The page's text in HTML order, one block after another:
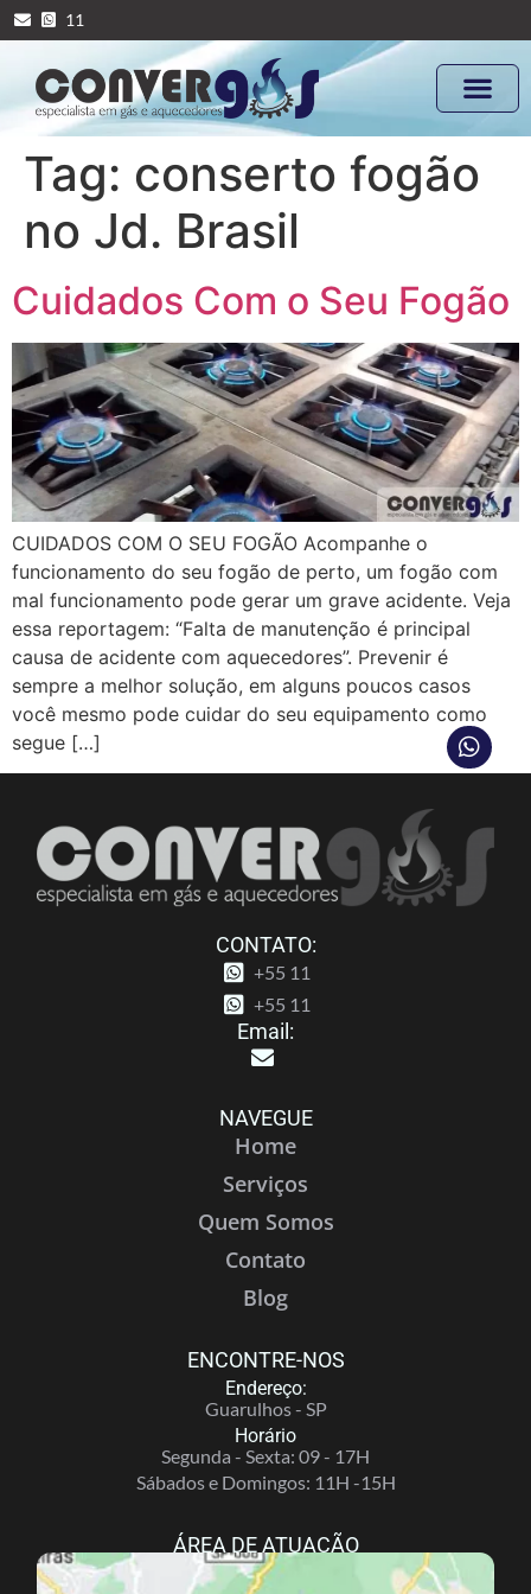
11
Tag: conserto fogão
no Jd. Brasil
Cuidados Com o Seu Fogão
CUIDADOS COM O SEU FOGÃO Acompanhe o
funcionamento do seu fogão de perto, um fogão com
mal funcionamento pode gerar um grave acidente. Veja
essa reportagem: “Falta de manutenção é principal
causa de acidente com aquecedores”. Prevenir é
sempre a melhor solução, em alguns poucos casos
você mesmo pode cuidar do seu equipamento como
segue […]
CONTATO:
+55 11
+55 11
Email:
NAVEGUE
Home
Serviços
Quem Somos
Contato
Blog
ENCONTRE-NOS
Endereço:
Guarulhos - SP
Horário
Segunda - Sexta: 09 - 17H
Sábados e Domingos: 11H -15H
ÁREA DE ATUAÇÃO